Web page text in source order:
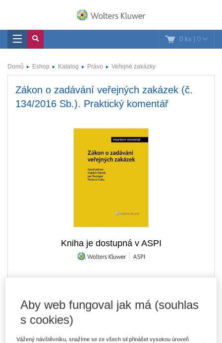
0 ks | 0
Domů Eshop Katalog Právo Veřejné zakázky
Zákon o zadávání veřejných zakázek (č.
134/2016 Sb.). Praktický komentář
Kniha je dostupná v ASPI
DMOC 1 999 Kč
- expedice do 2 pracovních dnů
V prodeji - ihned k dispozici
Aby web fungoval jak má (souhlas
s cookies)
Vážený návštěvníku, snažíme se ze všech sil přinášet vysokou úroveň